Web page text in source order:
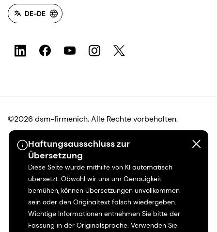
Haftungsausschluss zur
Übersetzung
Diese Seite wurde mithilfe von KI automatisch
übersetzt. Obwohl wir uns um Genauigkeit
bemühen, können Übersetzungen unvollkommen
sein oder den Originaltext falsch wiedergeben.
Wichtige Informationen entnehmen Sie bitte der
Fassung in der Originalsprache. Verwenden Sie
DE-DE
©2026 dsm-firmenich. Alle Rechte vorbehalten.
Hinweis zum Datenschutz
Bedingungen für die Nutzung
Bedingungen und Konditionen
Kalifornien-Transparenz